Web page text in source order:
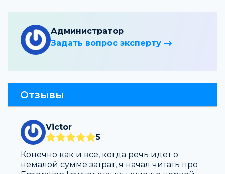
Администратор
Задать вопрос эксперту
Отзывы
Victor
5
Конечно как и все, когда речь идет о
немалой сумме затрат, я начал читать про